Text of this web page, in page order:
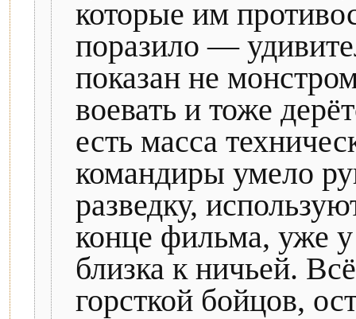
которые им
поразило —
показан не
воевать и тоже
есть масса
командиры умело
разведку,
конце фильма, уже
близка к ничьей.
горсткой бойцов,